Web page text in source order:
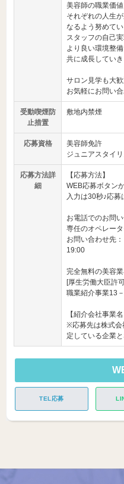
美容師の職業価値
それぞれの人生
なるよう努めてい
スタッフの自己実
より良い環境整備
共に成長していき
サロン見学も大歓
お気軽にお問い合
受動喫煙防
止措置
敷地内禁煙
応募資格
美容師免許
ジュニアスタイ
応募方法詳
細
【応募方法】
WEB応募ボタン
入力は30秒♪応募
お電話でのお問
専任のオペレー
お問い合わせ先
19:00
完全無料の美容
[厚生労働大臣許
職業紹介事業13
【紹介会社事業
※応募先は株式会
定している企業と
TEL応募